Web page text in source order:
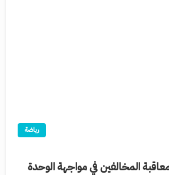
رياضة
المخالفين في مواجهة الوحدة